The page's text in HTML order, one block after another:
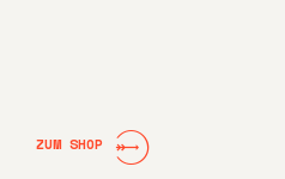
ZUM SHOP